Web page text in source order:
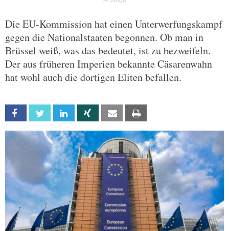
Die EU-Kommission hat einen Unterwerfungskampf
gegen die Nationalstaaten begonnen. Ob man in
Brüssel weiß, was das bedeutet, ist zu bezweifeln.
Der aus früheren Imperien bekannte Cäsarenwahn
hat wohl auch die dortigen Eliten befallen.
Facebook Twitter Linkedin Xing Email